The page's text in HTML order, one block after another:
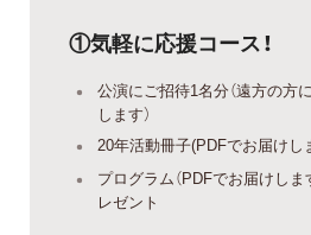
①気軽に応援コース！
公演にご招待1名分（遠方の方
します）
20年活動冊子(PDFでお届けし
プログラム（PDFでお届けし
レゼント